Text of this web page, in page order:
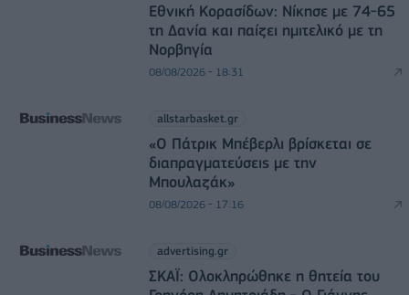
Εθνική Κορασίδων: Νίκησε με 74-65
τη Δανία και παίζει ημιτελικό με τη
Νορβηγία
08/08/2026 - 18:31
allstarbasket.gr
«Ο Πάτρικ Μπέβερλι βρίσκεται σε
διαπραγματεύσεις με την
Μπουλαζάκ»
08/08/2026 - 17:16
advertising.gr
ΣΚΑΪ: Ολοκληρώθηκε η θητεία του